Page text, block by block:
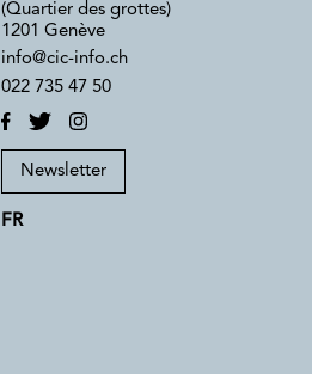
(Quartier des grottes)
1201 Genève
info@cic-info.ch
022 735 47 50
Newsletter
FR